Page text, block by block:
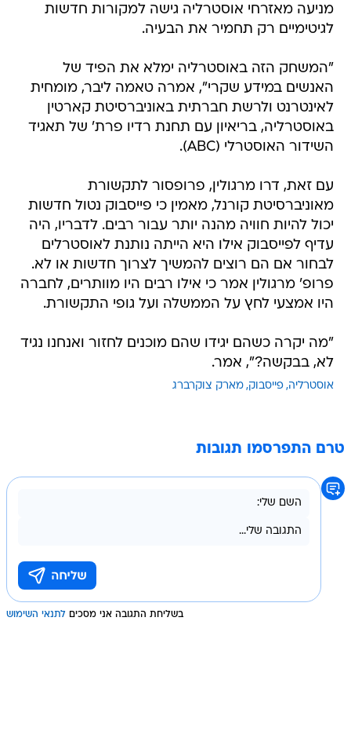
מניעה מאזרחי אוסטרליה גישה למקורות חדשות
לגיטימיים רק תחמיר את הבעיה.
"המשחק הזה באוסטרליה ימלא את הפיד של
האנשים במידע שקרי", אמרה טאמה ליבר, מומחית
לאינטרנט ולרשת חברתית באוניברסיטת קארטין
באוסטרליה, בריאיון עם תחנת רדיו פרת' של תאגיד
השידור האוסטרלי (ABC).
עם זאת, דרו מרגולין, פרופסור לתקשורת
מאוניברסיטת קורנל, מאמין כי פייסבוק נטול חדשות
יכול להיות חוויה מהנה יותר עבור רבים. לדבריו, היה
עדיף לפייסבוק אילו היא הייתה נותנת לאוסטרלים
לבחור אם הם רוצים להמשיך לצרוך חדשות או לא.
פרופ' מרגולין אמר כי אילו רבים היו מוותרים, לחברה
היו אמצעי לחץ על הממשלה ועל גופי התקשורת.
"מה יקרה כשהם יגידו שהם מוכנים לחזור ואנחנו נגיד
לא, בבקשה?", אמר.
אוסטרליה פייסבוק מארק צוקרברג
טרם התפרסמו תגובות
בשליחת התגובה אני מסכים לתנאי השימוש